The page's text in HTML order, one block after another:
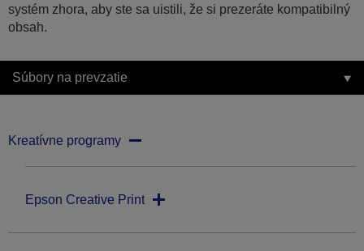
systém zhora, aby ste sa uistili, že si prezeráte kompatibilný
obsah.
Súbory na prevzatie
Kreatívne programy
Epson Creative Print